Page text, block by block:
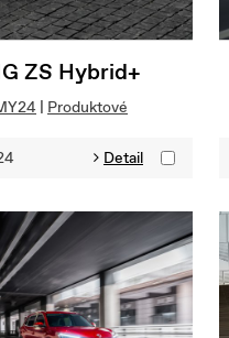
ZS Hybrid+
| Produktové
Detail